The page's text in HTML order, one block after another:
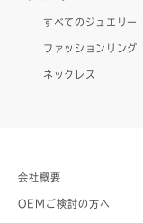
すべてのジュエリー
ファッションリング
ネックレス
会社概要
OEMご検討の方へ